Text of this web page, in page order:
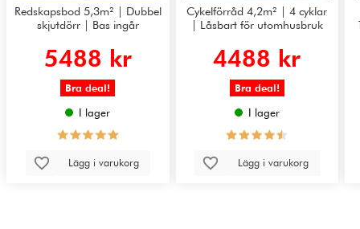
Redskapsbod 5,3m² | Dubbel
skjutdörr | Bas ingår
5488 kr
Bra deal!
I lager
Lägg i varukorg
Cykelförråd 4,2m² | 4 cyklar
| Låsbart för utomhusbruk
4488 kr
Bra deal!
I lager
Lägg i varukorg